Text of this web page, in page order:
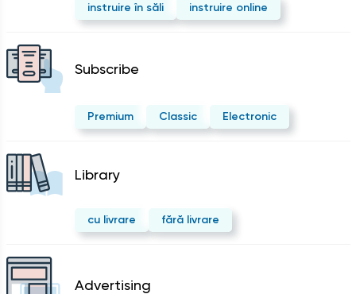
instruire în săli instruire online
Subscribe
Premium Classic Electronic
Library
cu livrare fără livrare
Advertising